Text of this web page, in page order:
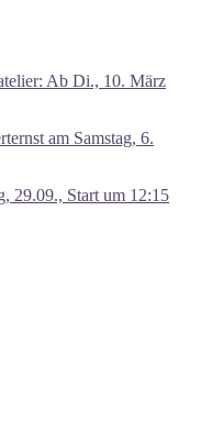
Ab Di., 10. März
am Samstag, 6.
29.09., Start um 12:15